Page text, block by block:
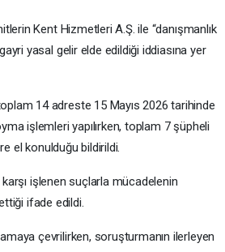
Kent Hizmetleri A.Ş. ile “danışmanlık
yasal gelir elde edildiği iddiasına yer
14 adreste 15 Mayıs 2026 tarihinde
işlemleri yapılırken, toplam 7 şüpheli
el konulduğu bildirildi.
işlenen suçlarla mücadelenin
ifade edildi.
çevrilirken, soruşturmanın ilerleyen